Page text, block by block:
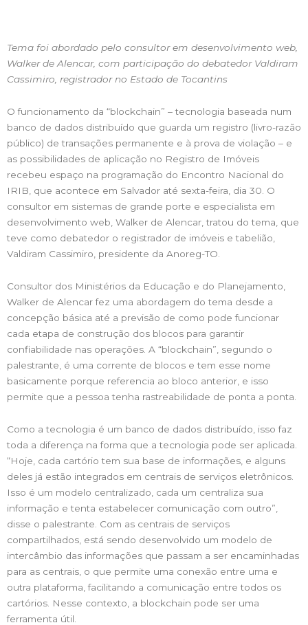
Tema foi abordado pelo consultor em desenvolvimento web,
Walker de Alencar, com participação do debatedor Valdiram
Cassimiro, registrador no Estado de Tocantins
O funcionamento da “blockchain” – tecnologia baseada num
banco de dados distribuído que guarda um registro (livro-razão
público) de transações permanente e à prova de violação – e
as possibilidades de aplicação no Registro de Imóveis
recebeu espaço na programação do Encontro Nacional do
IRIB, que acontece em Salvador até sexta-feira, dia 30. O
consultor em sistemas de grande porte e especialista em
desenvolvimento web, Walker de Alencar, tratou do tema, que
teve como debatedor o registrador de imóveis e tabelião,
Valdiram Cassimiro, presidente da Anoreg-TO.
Consultor dos Ministérios da Educação e do Planejamento,
Walker de Alencar fez uma abordagem do tema desde a
concepção básica até a previsão de como pode funcionar
cada etapa de construção dos blocos para garantir
confiabilidade nas operações. A “blockchain”, segundo o
palestrante, é uma corrente de blocos e tem esse nome
basicamente porque referencia ao bloco anterior, e isso
permite que a pessoa tenha rastreabilidade de ponta a ponta.
Como a tecnologia é um banco de dados distribuído, isso faz
toda a diferença na forma que a tecnologia pode ser aplicada.
“Hoje, cada cartório tem sua base de informações, e alguns
deles já estão integrados em centrais de serviços eletrônicos.
Isso é um modelo centralizado, cada um centraliza sua
informação e tenta estabelecer comunicação com outro”,
disse o palestrante. Com as centrais de serviços
compartilhados, está sendo desenvolvido um modelo de
intercâmbio das informações que passam a ser encaminhadas
para as centrais, o que permite uma conexão entre uma e
outra plataforma, facilitando a comunicação entre todos os
cartórios. Nesse contexto, a blockchain pode ser uma
ferramenta útil.